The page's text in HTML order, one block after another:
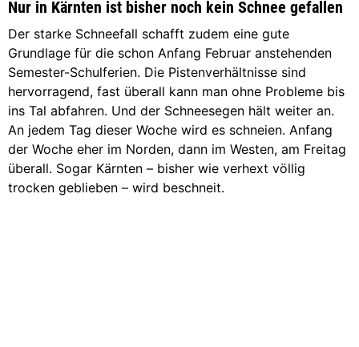
Nur in Kärnten ist bisher noch kein Schnee gefallen
Der starke Schneefall schafft zudem eine gute
Grundlage für die schon Anfang Februar anstehenden
Semester-Schulferien. Die Pistenverhältnisse sind
hervorragend, fast überall kann man ohne Probleme bis
ins Tal abfahren. Und der Schneesegen hält weiter an.
An jedem Tag dieser Woche wird es schneien. Anfang
der Woche eher im Norden, dann im Westen, am Freitag
überall. Sogar Kärnten – bisher wie verhext völlig
trocken geblieben – wird beschneit.